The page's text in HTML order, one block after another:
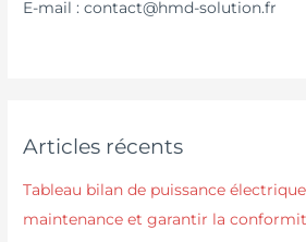
E-mail : contact@hmd-solution.fr
Articles récents
Tableau bilan de puissance
maintenance et garantir la